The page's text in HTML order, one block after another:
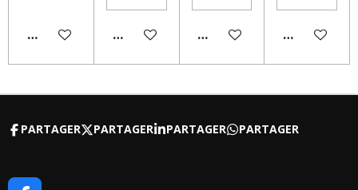
AJOUTER AU PANIERAJOUTER AU PANIERM'AVERTIR SI DISPONIBLE
AJOUTER
PARTAGER PARTAGER PARTAGER PARTAGER